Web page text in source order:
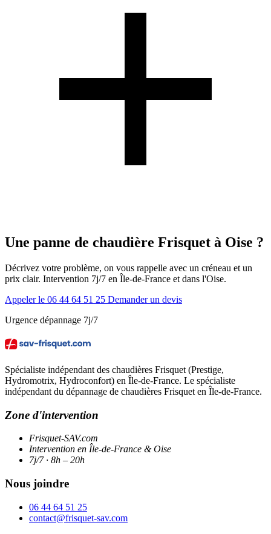
Une panne de chaudière Frisquet à Oise ?
Décrivez votre problème, on vous rappelle avec un créneau et un
prix clair. Intervention 7j/7 en Île-de-France et dans l'Oise.
Appeler le 06 44 64 51 25 Demander un devis
Urgence dépannage 7j/7
Spécialiste indépendant des chaudières Frisquet (Prestige,
Hydromotrix, Hydroconfort) en Île-de-France. Le spécialiste
indépendant du dépannage de chaudières Frisquet en Île-de-France.
Zone d'intervention
Frisquet-SAV.com
Intervention en Île-de-France & Oise
7j/7 · 8h – 20h
Nous joindre
06 44 64 51 25
contact@frisquet-sav.com